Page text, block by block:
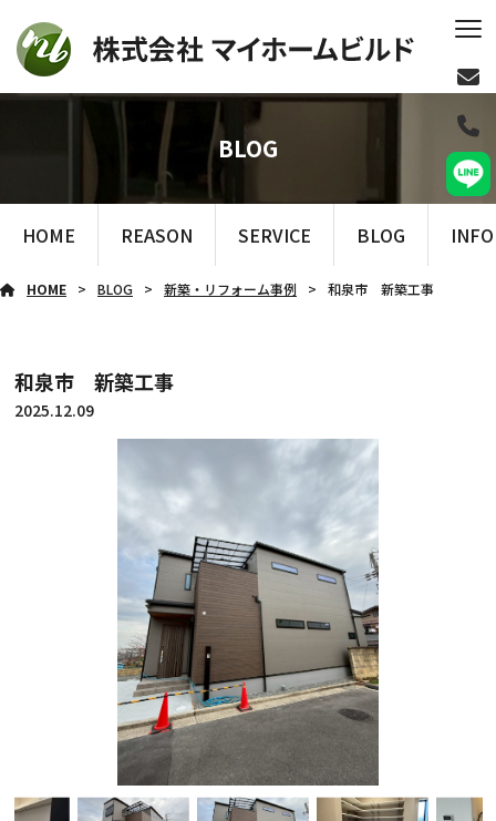
BLOG
HOME REASON SERVICE BLOG
HOME BLOG 新築・リフォーム事例 和泉市 新築工事
和泉市 新築工事
2025.12.09